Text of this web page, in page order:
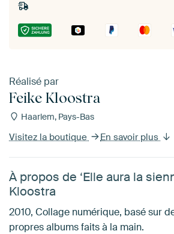
Réalisé par
Feike Kloostra
Haarlem, Pays-Bas
Visitez la boutique En savoir plus
À propos de ‘Elle aura la
Kloostra
2010, Collage numérique, basé sur
propres albums faits à la main.